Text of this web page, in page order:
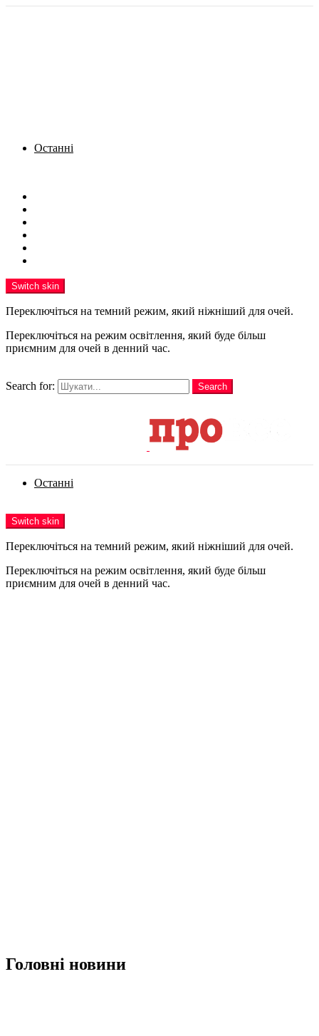
Останні
Switch skin
Переключіться на темний режим, який ніжніший для очей.
Переключіться на режим освітлення, який буде більш
приємним для очей в денний час.
Search for:
Search
Останні
Switch skin
Переключіться на темний режим, який ніжніший для очей.
Переключіться на режим освітлення, який буде більш
приємним для очей в денний час.
Головні новини